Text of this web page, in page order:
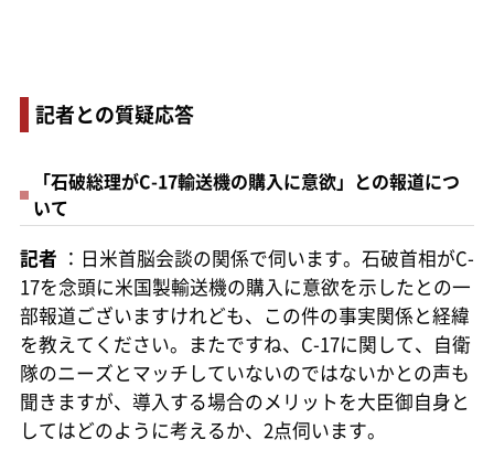
記者との質疑応答
「石破総理がC-17輸送機の購入に意欲」との報道につ
いて
記者 ：日米首脳会談の関係で伺います。石破首相がC-
17を念頭に米国製輸送機の購入に意欲を示したとの一
部報道ございますけれども、この件の事実関係と経緯
を教えてください。またですね、C-17に関して、自衛
隊のニーズとマッチしていないのではないかとの声も
聞きますが、導入する場合のメリットを大臣御自身と
してはどのように考えるか、2点伺います。